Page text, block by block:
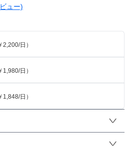
ュー)
2,200/日）
1,980/日）
1,848/日）